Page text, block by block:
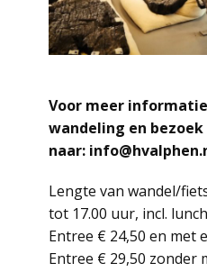
Voor meer
wandeling en
naar:
Lengte van wandel/
tot 17.00 uur, incl.
Entree € 24,50 en met
Entree € 29,50 zonder